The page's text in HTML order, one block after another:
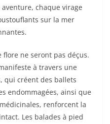
chaque virage
sur la mer
flore ne seront pas déçus.
à travers une
qui créent des ballets
endommagées, ainsi que
renforcent la
Les balades à pied